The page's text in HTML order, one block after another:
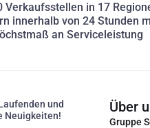
Verkaufsstellen in 17
innerhalb von 24 Stunden
an Serviceleistung
und
Neuigkeiten!
Über
Gruppe